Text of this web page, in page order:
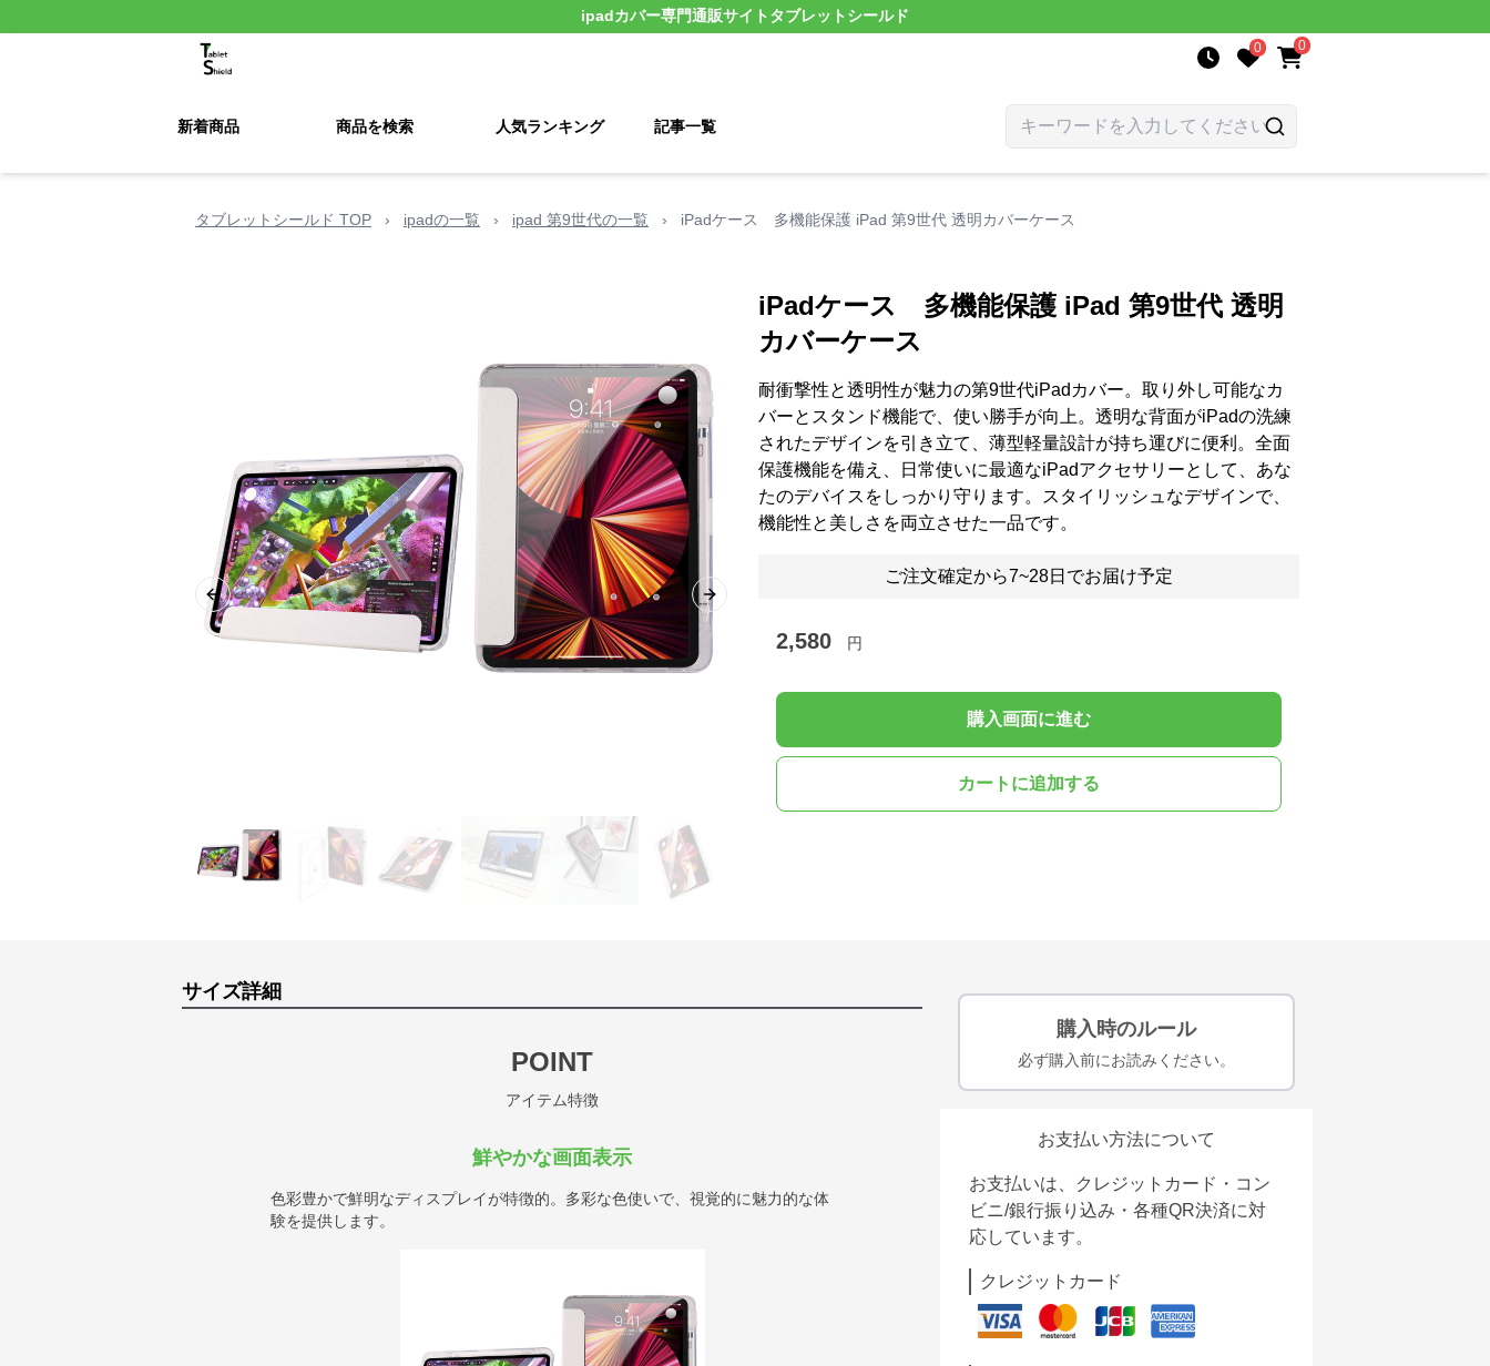
ipadカバー専門通販サイト タブレットシールド
0 0
新着商品 商品を検索 人気ランキング 記事一覧
タブレットシールド TOP › ipadの一覧 › ipad 第9世代の一覧 › iPadケース 多機能保護 iPad 第9世代 透明カバーケース
Previous slide Next slide
iPadケース 多機能保護 iPad 第9世代 透明
カバーケース
耐衝撃性と透明性が魅力の第9世代iPadカバー。取り外し可能なカ
バーとスタンド機能で、使い勝手が向上。透明な背面がiPadの洗練
されたデザインを引き立て、薄型軽量設計が持ち運びに便利。全面
保護機能を備え、日常使いに最適なiPadアクセサリーとして、あな
たのデバイスをしっかり守ります。スタイリッシュなデザインで、
機能性と美しさを両立させた一品です。
ご注文確定から7~28日でお届け予定
2,580 円
購入画面に進む
カートに追加する
サイズ詳細
POINT
アイテム特徴
鮮やかな画面表示
色彩豊かで鮮明なディスプレイが特徴的。多彩な色使いで、視覚的に魅力的な体
験を提供します。
購入時のルール
必ず購入前にお読みください。
お支払い方法について
お支払いは、クレジットカード・コン
ビニ/銀行振り込み・各種QR決済に対
応しています。
クレジットカード